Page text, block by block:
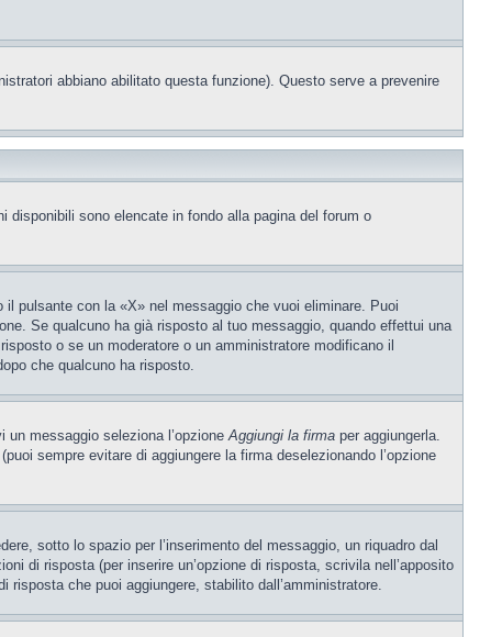
abbiano abilitato questa funzione). Questo serve a prevenire
disponibili sono elencate in fondo alla pagina del forum o
pulsante con la «X» nel messaggio che vuoi eliminare. Puoi
Se qualcuno ha già risposto al tuo messaggio, quando effettui una
o se un moderatore o un amministratore modificano il
che qualcuno ha risposto.
un messaggio seleziona l’opzioneAggiungi la firma per aggiungerla.
sempre evitare di aggiungere la firma deselezionando l’opzione
sotto lo spazio per l’inserimento del messaggio, un riquadro dal
di risposta (per inserire un’opzione di risposta, scrivila nell’apposito
che puoi aggiungere, stabilito dall’amministratore.